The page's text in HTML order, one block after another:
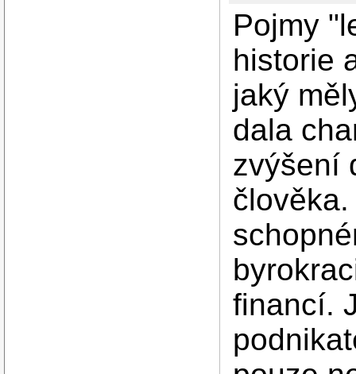
Pojmy
historie
jaký
dala
zvýšení
financí.